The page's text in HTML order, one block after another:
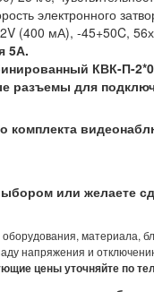
электронного
(400 мА), -45+50C,
5А.
КВК-П-
разъемы для
комплекта
или желаете
материала,
напряжения и
цены уточняйте по